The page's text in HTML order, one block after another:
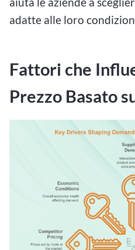
adatte alle loro
Fattori che
Prezzo Basato